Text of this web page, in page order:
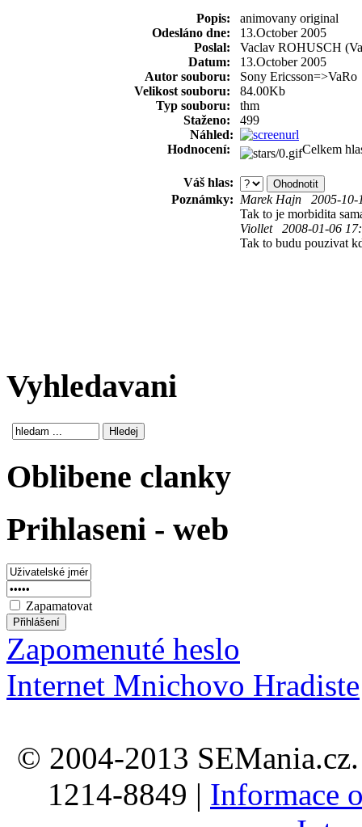
Popis:
animovany original
Odesláno dne:
13.October 2005
Poslal:
Vaclav ROHUSCH
Datum:
13.October 2005
Autor souboru:
Sony Ericsson=>VaRo
Velikost souboru:
84.00Kb
Typ souboru:
thm
Staženo:
499
Náhled:
Hodnocení:
Celkem
Váš hlas:
Poznámky: Marek Hajn 2005-10-
Tak to je morbidita
Viollet 2008-01-06
Tak to budu pouzivat
Vyhledavani
Oblibene clanky
Prihlaseni - web
Zapamatovat
Zapomenuté heslo
Internet Mnichovo Hradiste
© 2004-2013
1214-8849 | Informace